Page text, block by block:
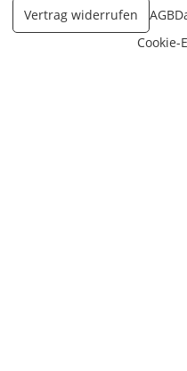
Vertrag widerrufen AGB
Cookie-